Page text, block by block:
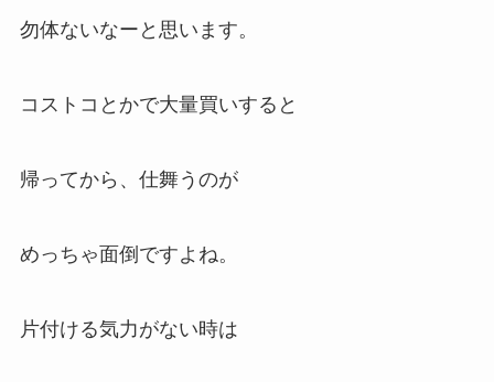
勿体ないなーと思います。
コストコとかで大量買いすると
帰ってから、仕舞うのが
めっちゃ面倒ですよね。
片付ける気力がない時は